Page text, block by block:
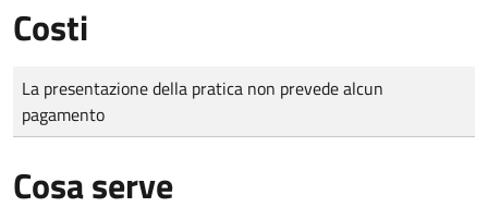
Costi
Tipo di pagamento
Importo
La presentazione della pratica non prevede alcun
pagamento
Cosa serve